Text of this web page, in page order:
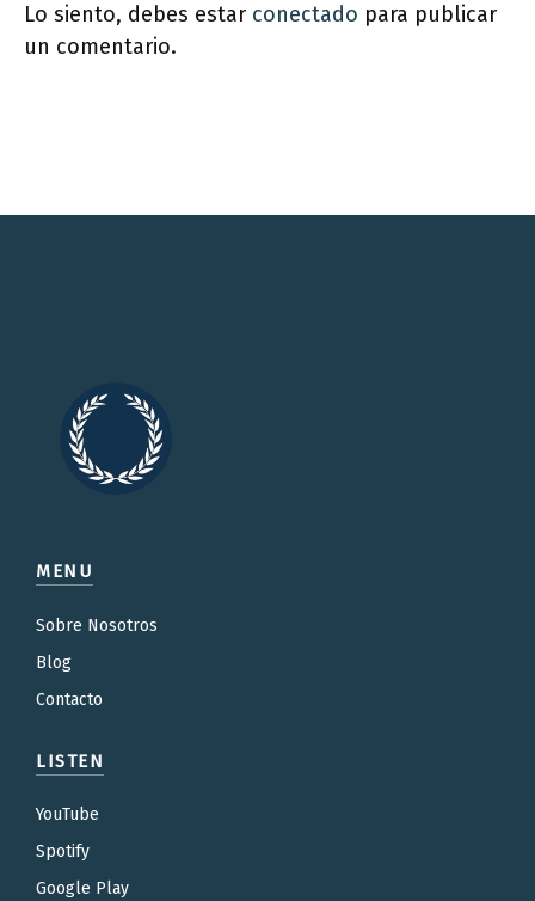
Lo siento, debes estar conectado para publicar
un comentario.
MENU
Sobre Nosotros
Blog
Contacto
LISTEN
YouTube
Spotify
Google Play